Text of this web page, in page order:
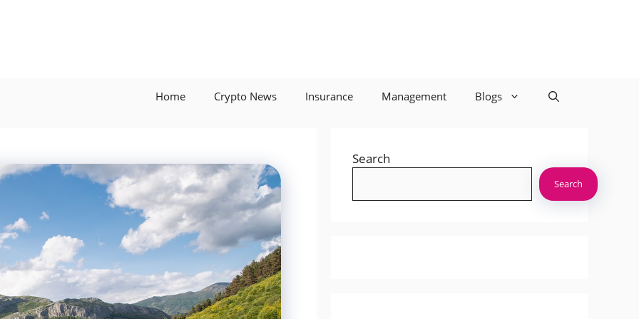
Home Crypto News Insurance Management Blogs
Search
Search